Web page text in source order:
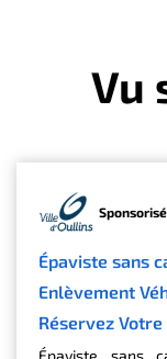
Vu
Sponsorisé
Épaviste sans
Enlèvement
Réservez
Épaviste sans